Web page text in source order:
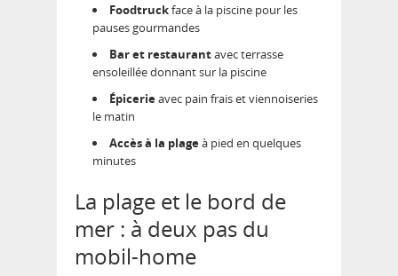
Foodtruckface à la piscine pour les
pauses gourmandes
Bar et restaurantavec terrasse
ensoleillée donnant sur la piscine
Épicerieavec pain frais et viennoiseries
le matin
Accès à la plageà pied en quelques
minutes
La plage et le bord de
mer : à deux pas du
mobil-home